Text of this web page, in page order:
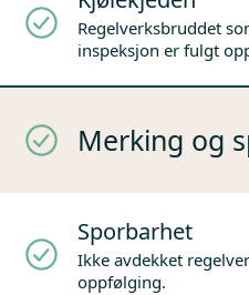
Regelverksbruddet
inspeksjon er fulgt
Merking og
Sporbarhet
Ikke avdekket
oppfølging.